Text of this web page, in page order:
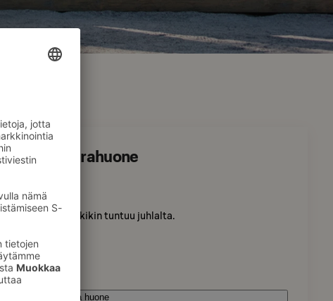
Seurahuone
arkikin tuntuu juhlalta.
Varaa huone